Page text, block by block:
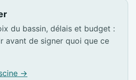
du bassin, délais et budget :
avant de signer quoi que ce
→